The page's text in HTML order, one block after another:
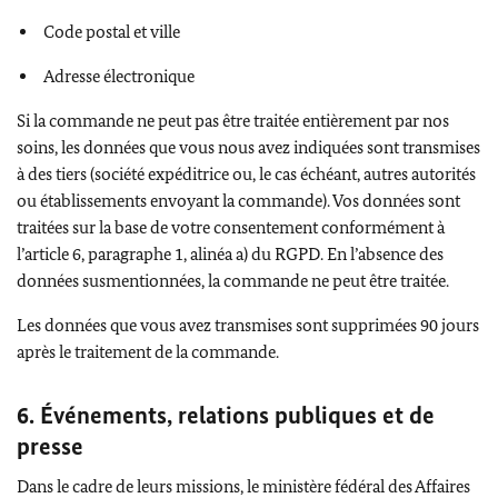
Code postal et ville
Adresse électronique
Si la commande ne peut pas être traitée entièrement par nos
soins, les données que vous nous avez indiquées sont transmises
à des tiers (société expéditrice ou, le cas échéant, autres autorités
ou établissements envoyant la commande). Vos données sont
traitées sur la base de votre consentement conformément à
l’article 6, paragraphe 1, alinéa a) du RGPD. En l’absence des
données susmentionnées, la commande ne peut être traitée.
Les données que vous avez transmises sont supprimées 90 jours
après le traitement de la commande.
6. Événements, relations publiques et de
presse
Dans le cadre de leurs missions, le ministère fédéral des Affaires